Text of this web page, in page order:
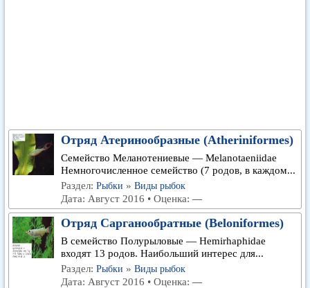
Отряд Атеринообразные (Atheriniformes)
Семейство Меланотениевые — Melanotaeniidae
Немногочисленное семейство (7 родов, в каждом...
Раздел: Рыбки » Виды рыбок
Дата: Август 2016 • Оценка: —
Отряд Сарганообратные (Beloniformes)
В семейство Полурыловые — Hemirhaphidae
входят 13 родов. Наибольший интерес для...
Раздел: Рыбки » Виды рыбок
Дата: Август 2016 • Оценка: —